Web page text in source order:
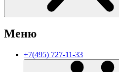
Меню
+7(495) 727-11-33